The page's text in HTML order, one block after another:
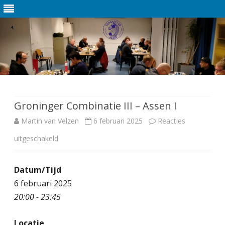
de
inhoud
Groninger Combinatie III – Assen I
Martin van Velzen 6 februari 2025
Reacties
uitgeschakeld
o
Datum/Tijd
6 februari 2025
20:00 - 23:45